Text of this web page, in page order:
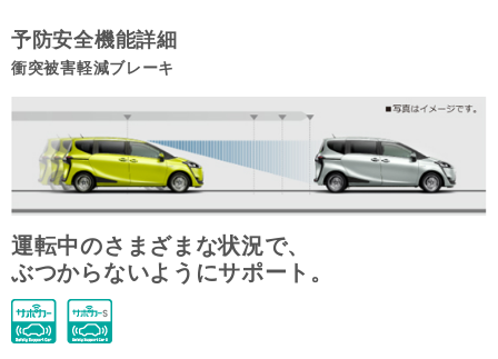
予防安全機能詳細
衝突被害軽減ブレーキ
運転中のさまざまな状況で、
ぶつからないようにサポート。